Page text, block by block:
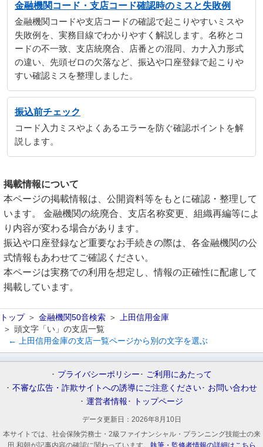
金融機関コード・支店コード確認時のミスと失敗例
金融機関コードや支店コードの確認で起こりやすいミスや
失敗例を、実務目線でわかりやすく解説します。名称とコ
ードの不一致、支店統廃合、店番との混同、カナ入力形式
の違い、先頭ゼロの欠落など、振込や口座登録で起こりや
すい確認ミスを整理しました。
振込前チェック
コード入力ミスやよくあるエラーを防ぐ確認ポイントを解
説します。
掲載情報について
本ページの掲載情報は、公開資料等をもとに確認・整理して
います。 金融機関の統廃合、支店名称変更、組織再編等によ
り内容が変わる場合があります。
振込や口座登録など重要なお手続きの際は、各金融機関の公
式情報もあわせてご確認ください。
本ページは実務での利用を想定し、情報の正確性に配慮して
掲載しています。
トップ 金融機関50音検索
上田信用金庫
頭文字「い」の支店一覧
← 上田信用金庫の支店一覧ページから別の文字を選ぶ
プライバシーポリシー
ご利用にあたって
不審な広告・詐欺サイトへの誘導にご注意ください
お問い合わせ
運営者情報
トップページ
データ更新日： 2026年8月10日
本サイトでは、社会保険労務士・2級ファイナンシャル・プランニング技能士の来
田 和朝が記事内容の確認に関わっています。 執筆・監修者情報の詳細はこちら